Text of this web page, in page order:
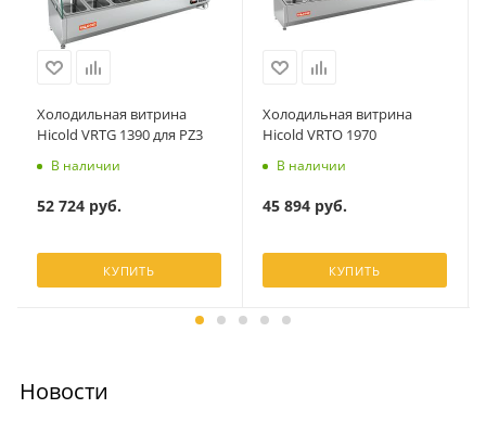
Холодильная витрина
Hicold VRTG 1390 для PZ3
В наличии
52 724руб.
КУПИТЬ
Холодильная витрина
Hicold VRTO 1970
В наличии
45 894руб.
КУПИТЬ
Новости